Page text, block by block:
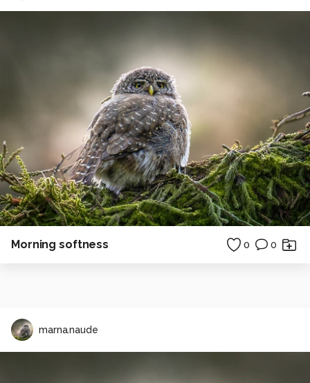
Morning softness 0 0
marna.naude